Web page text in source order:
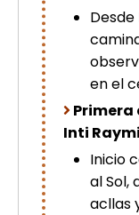
picchu
Tour
Tour
Puerta
Tour
desde
Desde
en el
Primera
Inti
Inicio
al Sol,
acllas